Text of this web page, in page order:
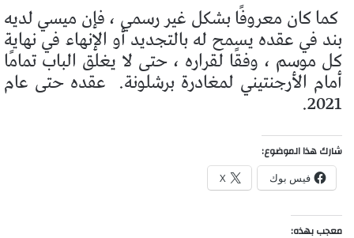
كما كان معروفًا بشكل غير رسمي ، فإن ميسي لديه
بند في عقده يسمح له بالتجديد أو الإنهاء في نهاية
كل موسم ، وفقًا لقراره ، حتى لا يغلق الباب تمامًا
أمام الأرجنتيني لمغادرة برشلونة. عقده حتى عام
2021.
شارك هذا الموضوع:
فيس بوك X
معجب بهذه: